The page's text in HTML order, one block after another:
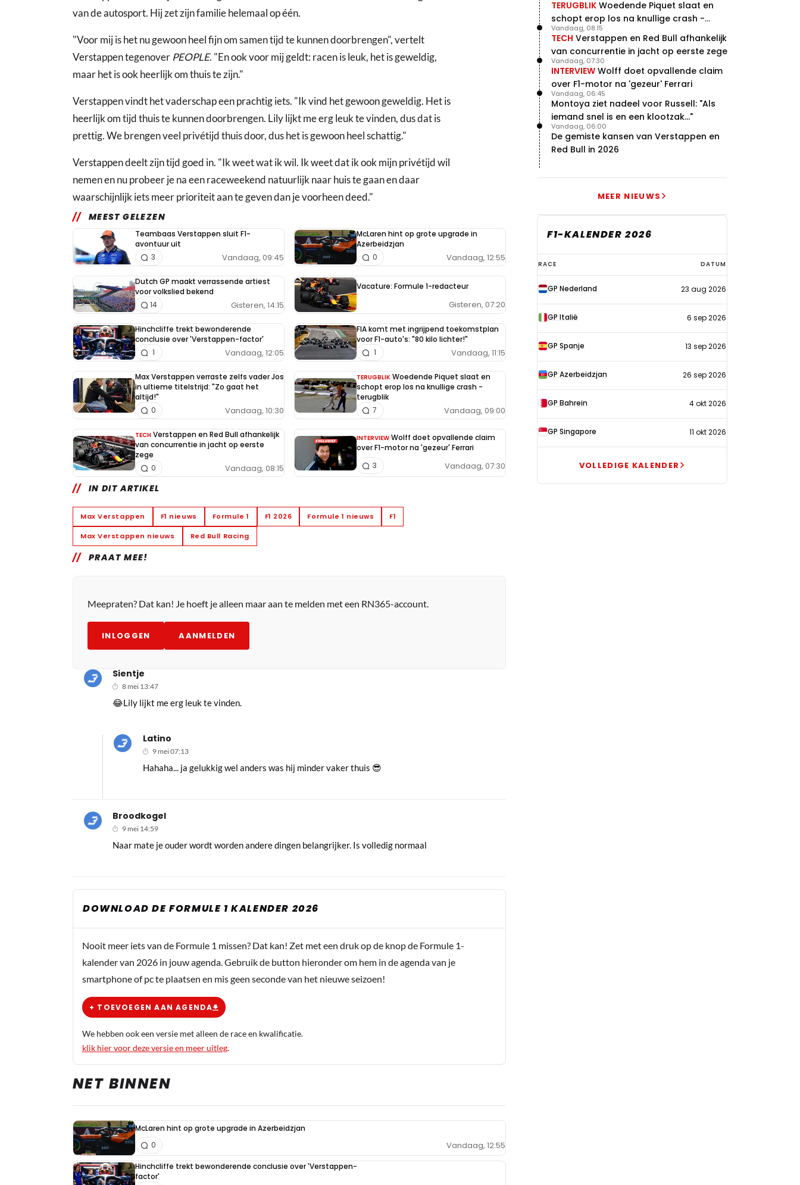
van de autosport. Hij zet zijn familie helemaal op één.
"Voor mij is het nu gewoon heel fijn om samen tijd te kunnen doorbrengen", vertelt
Verstappen tegenoverPEOPLE. "En ook voor mij geldt: racen is leuk, het is geweldig,
maar het is ook heerlijk om thuis te zijn."
Verstappen vindt het vaderschap een prachtig iets. "Ik vind het gewoon geweldig. Het is
heerlijk om tijd thuis te kunnen doorbrengen. Lily lijkt me erg leuk te vinden, dus dat is
prettig. We brengen veel privétijd thuis door, dus het is gewoon heel schattig."
Verstappen deelt zijn tijd goed in. "Ik weet wat ik wil. Ik weet dat ik ook mijn privétijd wil
nemen en nu probeer je na een raceweekend natuurlijk naar huis te gaan en daar
waarschijnlijk iets meer prioriteit aan te geven dan je voorheen deed."
MEEST GELEZEN
Teambaas Verstappen sluit F1-
avontuur uit
Vandaag, 09:45
3
McLaren hint op grote upgrade in
Azerbeidzjan
Vandaag, 12:55
0
Dutch GP maakt verrassende artiest
voor volkslied bekend
Gisteren, 14:15
14
Vacature: Formule 1-redacteur
Gisteren, 07:20
Hinchcliffe trekt bewonderende
conclusie over 'Verstappen-factor'
Vandaag, 12:05
1
FIA komt met ingrijpend toekomstplan
voor F1-auto's: "80 kilo lichter!"
Vandaag, 11:15
1
Max Verstappen verraste zelfs vader Jos
in ultieme titelstrijd: "Zo gaat het
altijd!"
Vandaag, 10:30
0
TERUGBLIK Woedende Piquet slaat en
schopt erop los na knullige crash -
terugblik
Vandaag, 09:00
7
TECH Verstappen en Red Bull afhankelijk
van concurrentie in jacht op eerste
zege
Vandaag, 08:15
0
INTERVIEW Wolff doet opvallende claim
over F1-motor na 'gezeur' Ferrari
Vandaag, 07:30
3
IN DIT ARTIKEL
Max Verstappen F1 nieuws Formule 1 F1 2026 Formule 1 nieuws F1
Max Verstappen nieuws Red Bull Racing
PRAAT MEE!
Meepraten? Dat kan! Je hoeft je alleen maar aan te melden met een RN365-account.
INLOGGEN AANMELDEN
Sientje
8 mei 13:47
😂Lily lijkt me erg leuk te vinden.
Latino
9 mei 07:13
Hahaha... ja gelukkig wel anders was hij minder vaker thuis 😎
Broodkogel
9 mei 14:59
Naar mate je ouder wordt worden andere dingen belangrijker. Is volledig normaal
DOWNLOAD DE FORMULE 1 KALENDER 2026
Nooit meer iets van de Formule 1 missen? Dat kan! Zet met een druk op de knop de Formule 1-
kalender van 2026 in jouw agenda. Gebruik de button hieronder om hem in de agenda van je
smartphone of pc te plaatsen en mis geen seconde van het nieuwe seizoen!
+ TOEVOEGEN AAN AGENDA
We hebben ook een versie met alleen de race en kwalificatie.
klik hier voor deze versie en meer uitleg.
NET BINNEN
McLaren hint op grote upgrade in Azerbeidzjan
Vandaag, 12:55
0
Hinchcliffe trekt bewonderende conclusie over 'Verstappen-
factor'
TERUGBLIK Woedende Piquet slaat en
schopt erop los na knullige crash -
terugblik
TECH Verstappen en Red Bull afhankelijk
van concurrentie in jacht op eerste zege
Vandaag, 08:15
INTERVIEW Wolff doet opvallende claim
over F1-motor na 'gezeur' Ferrari
Vandaag, 07:30
Montoya ziet nadeel voor Russell: "Als
iemand snel is en een klootzak..."
Vandaag, 06:45
De gemiste kansen van Verstappen en
Red Bull in 2026
Vandaag, 06:00
MEER NIEUWS
F1-KALENDER 2026
F1-
kalender
2026
RACE DATUM
GP Nederland 23 aug 2026
GP Italië 6 sep 2026
GP Spanje 13 sep 2026
GP Azerbeidzjan 26 sep 2026
GP Bahrein 4 okt 2026
GP Singapore 11 okt 2026
VOLLEDIGE KALENDER